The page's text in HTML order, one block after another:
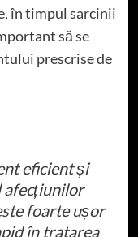
în timpul sarcinii
să se
prescrise de
eficient și
afecțiunilor
foarte ușor
în tratarea